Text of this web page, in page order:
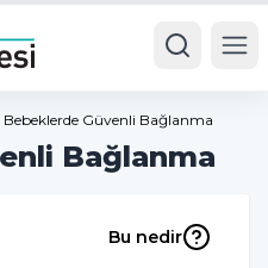
Bebeklerde Güvenli Bağlanma
Bağlanma
Bu nedir